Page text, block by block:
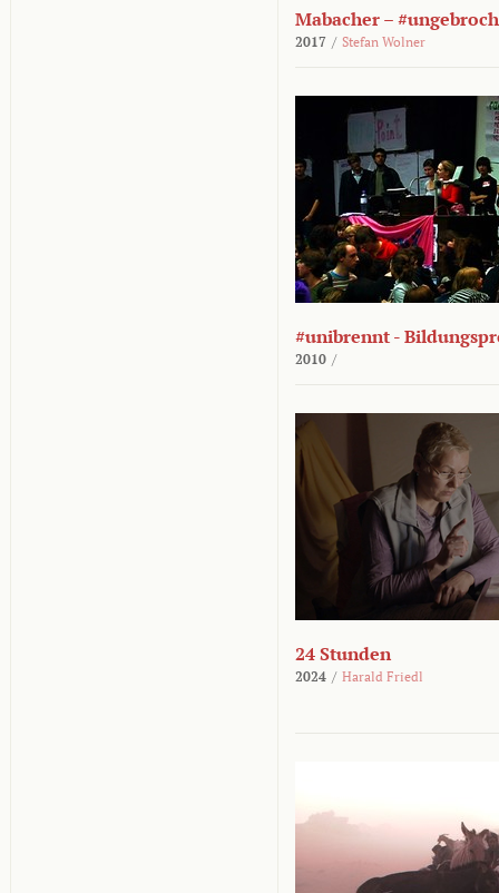
Mabacher –
2017 / Stefan Wolner
#unibrennt -
2010 /
24 Stunden
2024 / Harald Friedl